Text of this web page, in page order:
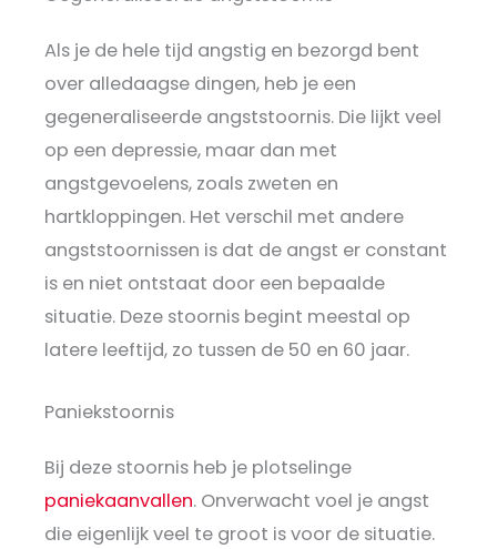
Als je de hele tijd angstig en bezorgd bent
over alledaagse dingen, heb je een
gegeneraliseerde angststoornis. Die lijkt veel
op een depressie, maar dan met
angstgevoelens, zoals zweten en
hartkloppingen. Het verschil met andere
angststoornissen is dat de angst er constant
is en niet ontstaat door een bepaalde
situatie. Deze stoornis begint meestal op
latere leeftijd, zo tussen de 50 en 60 jaar.
Paniekstoornis
Bij deze stoornis heb je plotselinge
paniekaanvallen. Onverwacht voel je angst
die eigenlijk veel te groot is voor de situatie.